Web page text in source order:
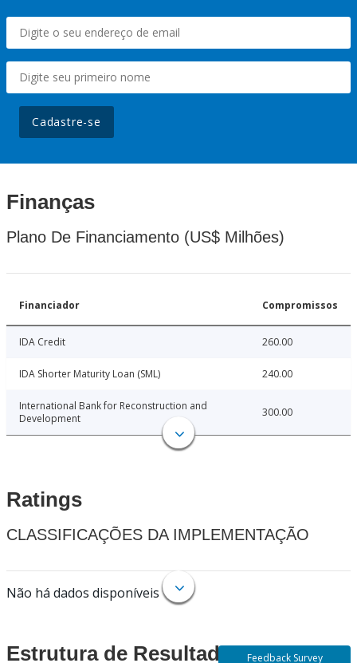
Cadastre-se
Finanças
Plano De Financiamento (US$ Milhões)
Financiador Compromissos
IDA Credit 260.00
IDA Shorter Maturity Loan (SML) 240.00
International Bank for Reconstruction and
Development
300.00
Ratings
CLASSIFICAÇÕES DA IMPLEMENTAÇÃO
Não há dados disponíveis
Estrutura de Resultados Feedback Survey